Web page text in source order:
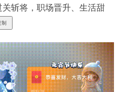
斩将，职场晋升、生活甜
制